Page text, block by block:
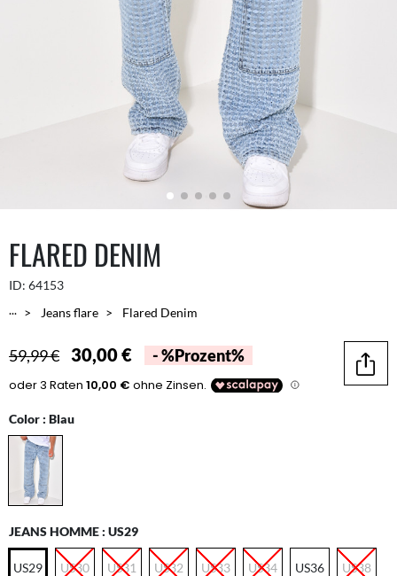
FLARED DENIM
ID: 64153
...
Jeans flare Flared Denim
59,99 € 30,00 € - %Prozent% Teilen
Color : Blau
JEANS HOMME : US29
US29 US30 US31 US32 US33 US34 US36 US38